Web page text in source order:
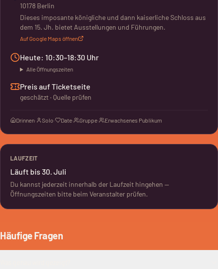
10178 Berlin
Dieses imposante königliche und dann kaiserliche Schloss aus
dem 15. Jh. bietet Ausstellungen und Führungen.
Auf Google Maps öffnen
Heute: 10:30–18:30 Uhr
Alle Öffnungszeiten
Preis auf Ticketseite
geschätzt · Quelle prüfen
Drinnen· Solo· Date· Gruppe· Erwachsenes Publikum
LAUFZEIT
Läuft bis 30. Juli
Du kannst jederzeit innerhalb der Laufzeit hingehen —
Öffnungszeiten bitte beim Veranstalter prüfen.
Häufige Fragen